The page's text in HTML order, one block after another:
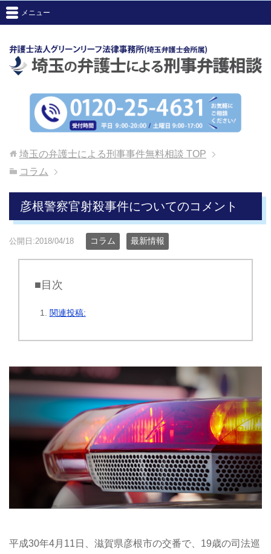
メニュー
埼玉の弁護士による刑事事件無料相談 TOP
コラム
彦根警察官射殺事件についてのコメント
公開日:2018/04/18 コラム 最新情報
■目次
関連投稿:
平成30年4月11日、滋賀県彦根市の交番で、19歳の司法巡